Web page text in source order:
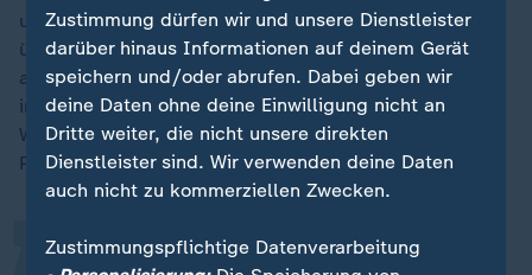
und die Pharmaindustrie stark treffen, da sie
überdurchschnittliche Exportquoten in dieUSA
aufwiesen. Durch die Zölle stiegen die Kosten für die
importierten Produkte in den USA, was die
Wettbewerbsfähigkeit gegenüber heimischen
Produkten senke.
Die ohnehin schwache deutsche
„
Zustimmung dürfen wir und unsere Dienstleister
darüber hinaus Informationen auf deinem Gerät
speichern und/oder abrufen. Dabei geben wir
deine Daten ohne deine Einwilligung nicht an
Dritte weiter, die nicht unsere direkten
Dienstleister sind. Wir verwenden deine Daten
auch nicht zu kommerziellen Zwecken.
Zustimmungspflichtige Datenverarbeitung